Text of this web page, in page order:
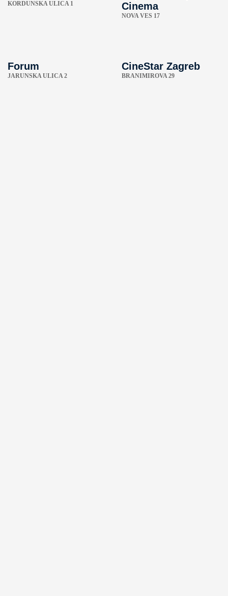
KORDUNSKA ULICA 1
Cinema
NOVA VES 17
Forum
JARUNSKA ULICA 2
CineStar Zagreb
BRANIMIROVA 29